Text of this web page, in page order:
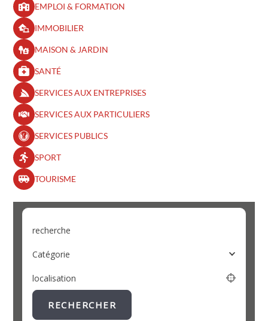
EMPLOI & FORMATION
IMMOBILIER
MAISON & JARDIN
SANTÉ
SERVICES AUX ENTREPRISES
SERVICES AUX PARTICULIERS
SERVICES PUBLICS
SPORT
TOURISME
recherche
Catégorie
localisation
RECHERCHER